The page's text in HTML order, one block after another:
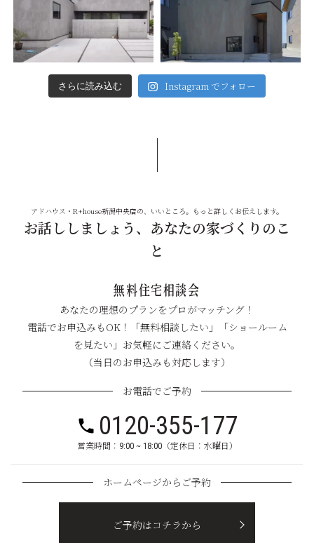
さらに読み込む Instagram でフォロー
アドハウス・R+house新潟中央店の、いいところ。もっと詳しくお伝えします。
お話ししましょう、あなたの家づくりのこ
と
無料住宅相談会
あなたの理想のプランをプロがマッチング！
電話でお申込みもOK！「無料相談したい」「ショールーム
を見たい」お気軽にご連絡ください。
（当日のお申込みも対応します）
お電話でご予約
0120-355-177
営業時間：9:00 ~ 18:00（定休日：水曜日）
ホームページからご予約
ご予約はコチラから